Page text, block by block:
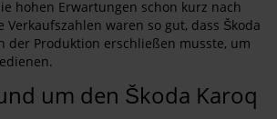
hohen Erwartungen schon kurz nach
Verkaufszahlen waren so gut, dass Škoda
der Produktion erschließen musste, um
um den Škoda Karoq